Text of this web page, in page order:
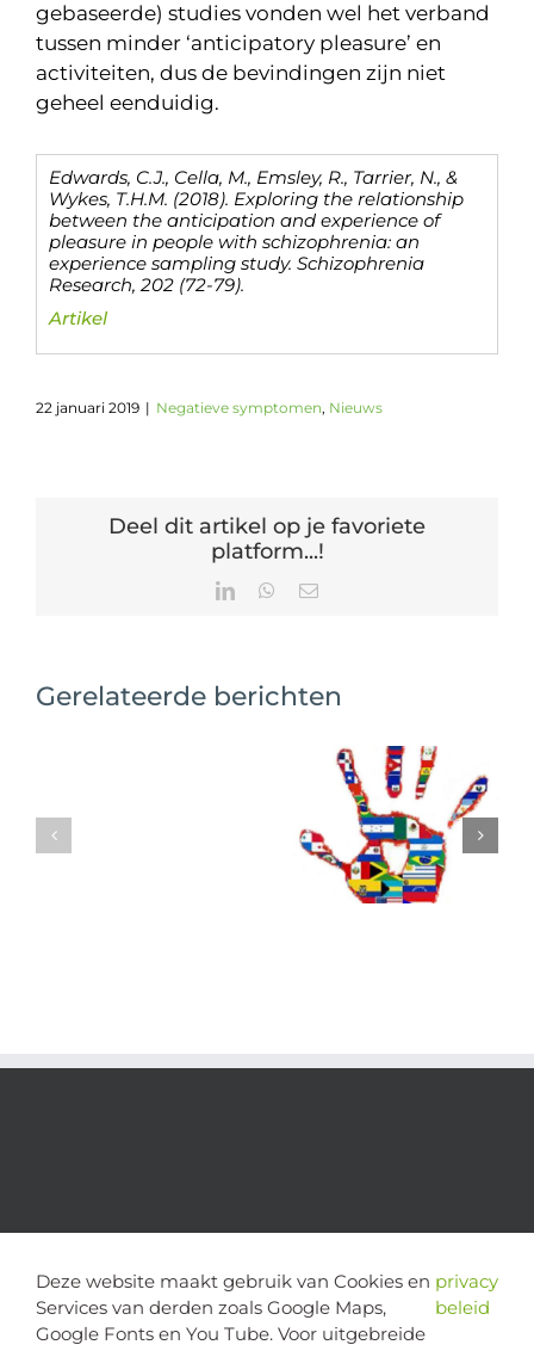
gebaseerde) studies vonden wel het verband
tussen minder ‘anticipatory pleasure’ en
activiteiten, dus de bevindingen zijn niet
geheel eenduidig.
Edwards, C.J., Cella, M., Emsley, R., Tarrier, N., &
Wykes, T.H.M. (2018). Exploring the relationship
between the anticipation and experience of
pleasure in people with schizophrenia: an
experience sampling study. Schizophrenia
Research, 202 (72-79).
Artikel
22 januari 2019 | Negatieve symptomen, Nieuws
Deel dit artikel op je favoriete
platform...!
LinkedInWhatsApp
E-
Gerelateerde berichten
Deze website maakt gebruik van Cookies en
Services van derden zoals Google Maps,
Google Fonts en You Tube. Voor uitgebreide
privacy
beleid